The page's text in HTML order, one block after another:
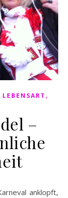
LEBENSART ,
–